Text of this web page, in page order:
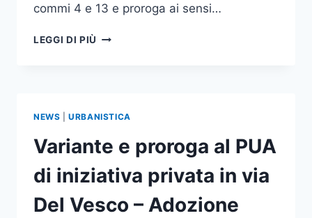
commi 4 e 13 e proroga ai sensi…
LEGGI DI PIÙ VARIANTE
PRIVATA
IN
VIA
DEL
–
NEWS |URBANISTICA
Variante e proroga al PUA
di iniziativa privata in via
Del Vesco – Adozione